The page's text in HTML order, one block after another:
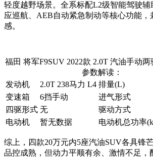
轻度越野场景。全系标配L2级智能驾驶
应巡航、AEB自动紧急制动等核心功能，
感。
福田 将军F9SUV 2022款 2.0T 汽油手动
参数解读：
发动机
2.0T 238马力 L4 排量(L)
变速箱
6挡手动 进气形式
四驱形式 无 驱动方式
电动机
暂无数据 电动机总功率
综上，四款20万元内5座汽油SUV各具锋
品控成熟，但动力平顺有余、激情不足，